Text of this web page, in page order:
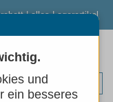
| alles Lagerartikel
und
ein besseres